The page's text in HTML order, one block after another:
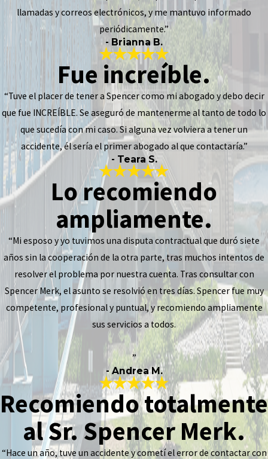
llamadas y correos electrónicos, y me mantuvo informado
periódicamente.”
- Brianna B.
Fue increíble.
“Tuve el placer de tener a Spencer como mi abogado y debo decir
que fue INCREÍBLE. Se aseguró de mantenerme al tanto de todo lo
que sucedía con mi caso. Si alguna vez volviera a tener un
accidente, él sería el primer abogado al que contactaría.”
- Teara S.
Lo recomiendo
ampliamente.
“Mi esposo y yo tuvimos una disputa contractual que duró siete
años sin la cooperación de la otra parte, tras muchos intentos de
resolver el problema por nuestra cuenta. Tras consultar con
Spencer Merk, el asunto se resolvió en tres días. Spencer fue muy
competente, profesional y puntual, y recomiendo ampliamente
sus servicios a todos.
”
- Andrea M.
Recomiendo totalmente
al Sr. Spencer Merk.
“Hace un año, tuve un accidente y cometí el error de contactar con